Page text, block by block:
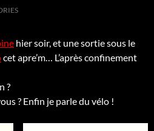
hier soir, et une sortie sous le
cet apre’m… L’après confinement
?
? Enfin je parle du vélo !